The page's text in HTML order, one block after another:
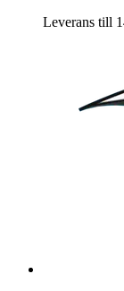
Leverans till